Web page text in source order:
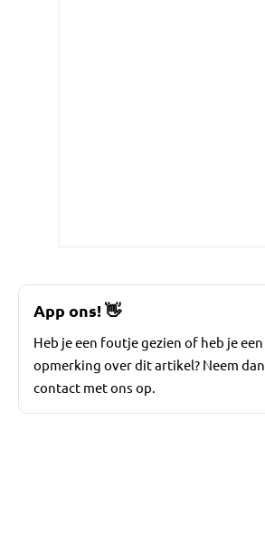
App ons!👋
Heb je een foutje gezien of heb je een
opmerking over dit artikel? Neem dan
contact met ons op.